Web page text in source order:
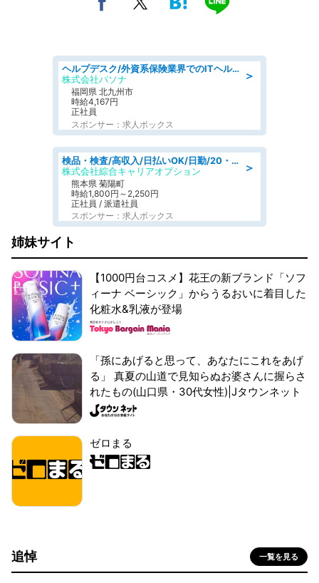
＞
ヘルプデスク/外資系保険業界でのITヘルプデスク業務/駅近/即日勤務可/ヘルプデスク
株式会社パソナ
福岡県 北九州市
時給4,167円
正社員
スポンサー：求人ボックス
＞
検品・検査/高収入/日払いOK/日勤/20・30・40代活躍中/製造 工場
株式会社綜合キャリアオプション
熊本県 菊陽町
時給1,800円～2,250円
正社員 / 派遣社員
スポンサー：求人ボックス
姉妹サイト
【1000円台コスメ】花王の新ブランド「ソフ
ィーナ ベーシック」からうるおいに着目した
化粧水&乳液が登場
「孫にあげると思って、あなたにこれをあげ
る」 真夏の山道で見知らぬお婆さんに握らさ
れたもの(山口県・30代女性)|Jタウンネット
ゼロまる
追悼 一覧を見る